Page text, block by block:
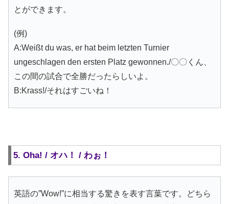
とができます。
(例)
A:Weißt du was, er hat beim letzten Turnier
ungeschlagen den ersten Platz gewonnen./〇〇くん、
この間の試合で全勝だったらしいよ。
B:Krass!/それはすごいね！
5. Oha! / オハ！ / わぉ！
英語の”Wow!”に相当する驚きを表す言葉です。どちら